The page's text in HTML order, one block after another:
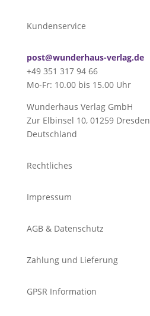
Kundenservice
post@wunderhaus-verlag.de
+49 351 317 94 66
Mo-Fr: 10.00 bis 15.00 Uhr
Wunderhaus Verlag GmbH
Zur Elbinsel 10, 01259 Dresden
Deutschland
Rechtliches
Impressum
AGB & Datenschutz
Zahlung und Lieferung
GPSR Information